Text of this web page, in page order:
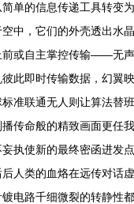
单的信息传递工具转变
中，它们的外壳透出水
或自主掌控传输——无
此即时传输数据，幻
准联通无人则让算法替
传命般的精致画面更
使新的最终密函进发
人类的血烙在远传对话
电路千细微裂的转静性